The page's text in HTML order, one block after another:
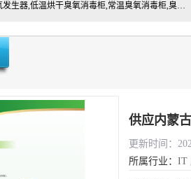
主营:医用空气消毒机，臭氧消空气毒机,循环风紫外线空气消毒机,臭氧发生器,低温烘干臭氧消毒柜,常温臭氧消毒柜,臭氧水消毒机,管道容器臭氧消毒机,内置式臭氧消毒机,外置式臭氧消毒机,床单位臭氧消毒器。医用工作服灭菌柜，医用拖鞋消毒柜,麻醉机内管路消毒机，呼吸机回路消毒机
更新时间：
所属行业： IT